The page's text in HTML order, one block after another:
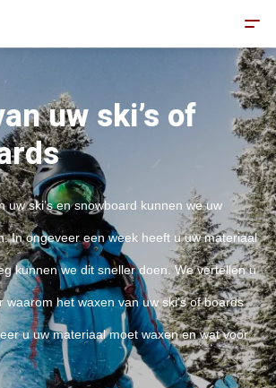
uw ski’s of
uw ski’s en snowboard kunnen we uw
In ongeveer een week heeft u uw materiaal
kunnen we dit sneller doen. We vertellen u
waarom het waxen van uw ski’s of boards
u uw materiaal moet waxen en wat voor